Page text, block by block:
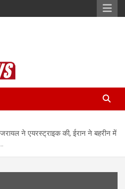
ने एयरस्ट्राइक की, ईरान ने बहरीन में